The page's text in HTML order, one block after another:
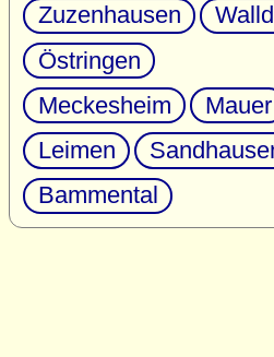
Zuzenhausen
Östringen
Meckesheim
Mauer
Leimen
Bammental